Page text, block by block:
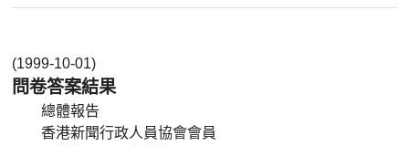
(1999-10-01)
問卷答案結果
總體報告
香港新聞行政人員協會會員